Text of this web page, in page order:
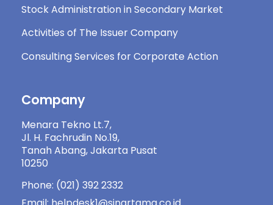
Stock Administration in Secondary Market
Activities of The Issuer Company
Consulting Services for Corporate Action
Company
Menara Tekno Lt.7,
Jl. H. Fachrudin No.19,
Tanah Abang, Jakarta Pusat
10250
Phone: (021) 392 2332